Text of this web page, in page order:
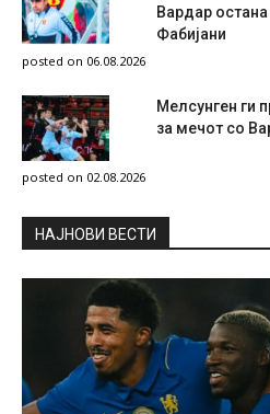
Вардар остана
Фабијани
posted on 06.08.2026
Мелсунген ги
за мечот со
posted on 02.08.2026
НAЈНОВИ ВЕСТИ